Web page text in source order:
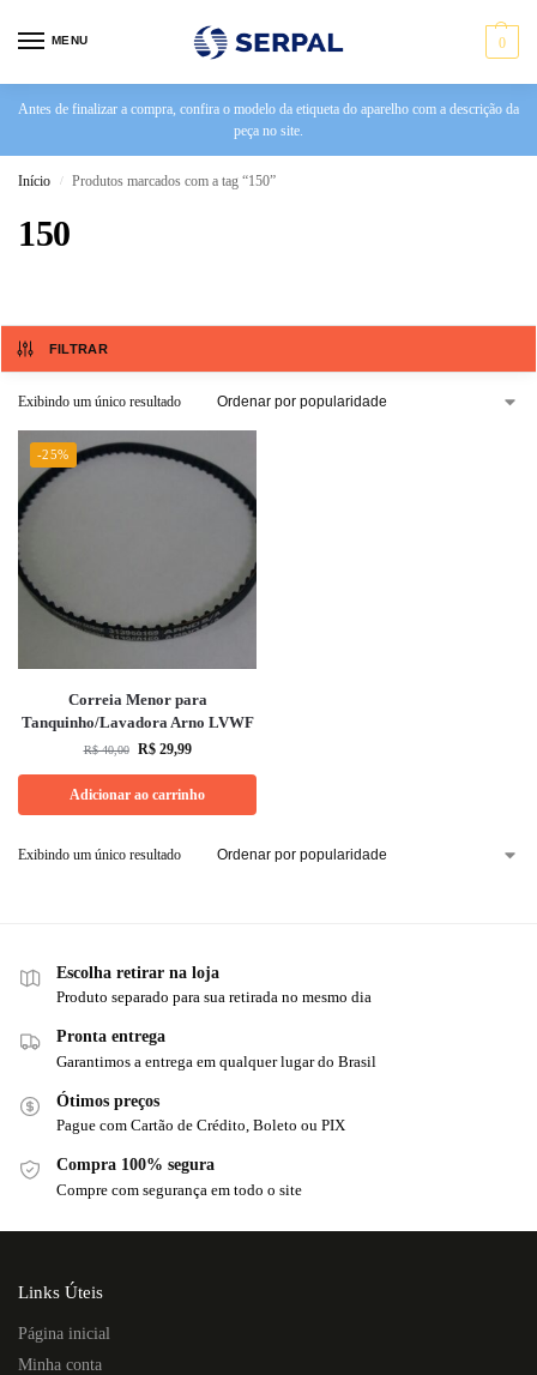
MENU 0
Antes de finalizar a compra, confira o modelo da etiqueta do aparelho com a descrição da
peça no site.
Início / Produtos marcados com a tag “150”
150
FILTRAR
Exibindo um único resultado
-25%
Correia Menor para
Tanquinho/Lavadora Arno LVWF
R$40,00 R$29,99
Adicionar ao carrinho
Exibindo um único resultado
Escolha retirar na loja
Produto separado para sua retirada no mesmo dia
Pronta entrega
Garantimos a entrega em qualquer lugar do Brasil
Ótimos preços
Pague com Cartão de Crédito, Boleto ou PIX
Compra 100% segura
Compre com segurança em todo o site
Links Úteis
Página inicial
Minha conta